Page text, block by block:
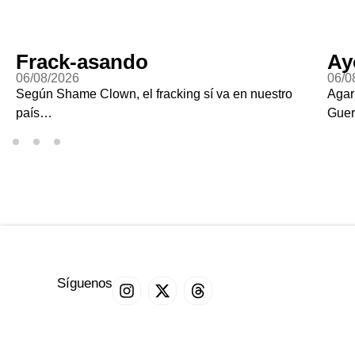
Frack-asando
06/08/2026
Según Shame Clown, el fracking sí va en nuestro
país…
06/
Síguenos